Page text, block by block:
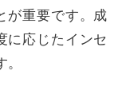
が重要です。成
に応じたインセ